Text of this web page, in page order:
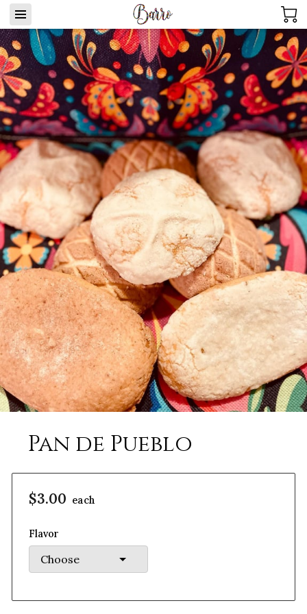
Pan de Pueblo
$3.00 each
Flavor